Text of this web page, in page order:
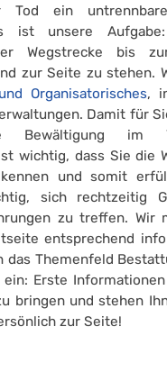
Tod ein
ist unsere
Wegstrecke bis
zur Seite zu stehen.
Organisatorisches,
Damit für
Bewältigung im
wichtig, dass Sie die
und somit
sich rechtzeitig
zu treffen. Wir
entsprechend
das Themenfeld
ein: Erste
bringen und stehen
zur Seite!